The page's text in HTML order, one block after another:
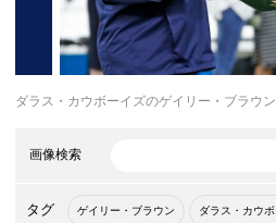
ダラス・カウボーイズのゲイリー・ブラウ
画像検索
タグ ゲイリー・ブラウン ダラス・カウ